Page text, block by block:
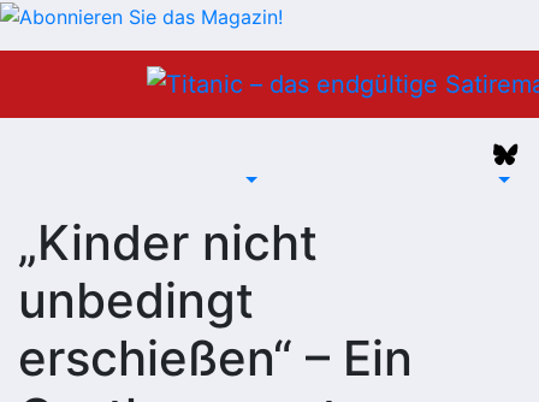
„Kinder nicht
unbedingt
erschießen“ – Ein